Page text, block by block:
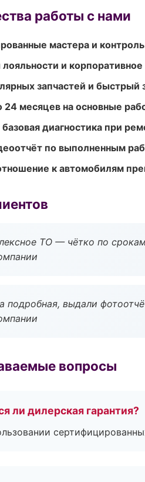
работы с нами
мастера и контроль
и
запчастей и быстрый
24 месяцев на основные
диагностика при
по выполненным
к автомобилям
ТО — чётко по
подробная, выдали
вопросы
ли дилерская гарантия?